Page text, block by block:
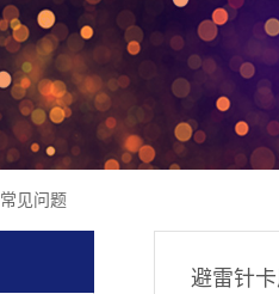
龙骨
常见问题
避雷针